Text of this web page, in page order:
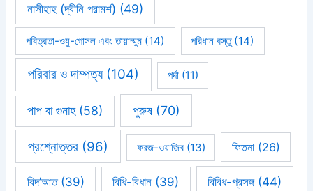
নাসীহাহ (দ্বীনি পরামর্শ) (49)
পবিত্রতা-ওযু-গোসল এবং তায়াম্মুম (14) পরিধান বস্তু(14)
পরিবার ও দাম্পত্য(104) পর্দা(11)
পাপ বা গুনাহ(58) পুরুষ(70)
প্রশ্নোত্তর (96) ফরজ-ওয়াজিব(13) ফিতনা(26)
বিদ’আত(39) বিধি-বিধান (39) বিবিধ-প্রসঙ্গ(44)